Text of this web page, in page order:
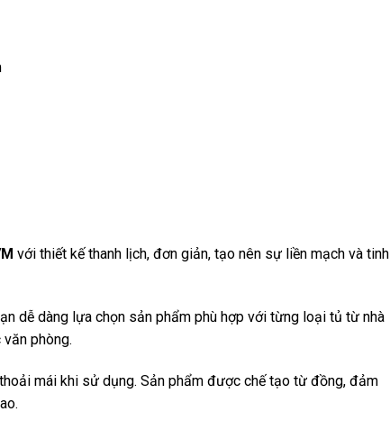
với thiết kế thanh lịch, đơn giản, tạo nên sự liền mạch và tinh
dễ dàng lựa chọn sản phẩm phù hợp với từng loại tủ từ nhà
phòng.
mái khi sử dụng. Sản phẩm được chế tạo từ đồng, đảm